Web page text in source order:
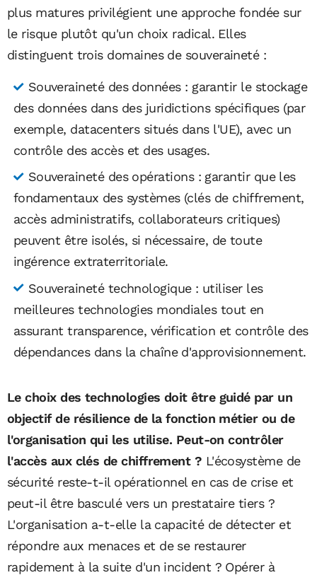
plus matures privilégient une approche fondée sur
le risque plutôt qu'un choix radical. Elles
distinguent trois domaines de souveraineté :
Souveraineté des données : garantir le stockage
des données dans des juridictions spécifiques (par
exemple, datacenters situés dans l'UE), avec un
contrôle des accès et des usages.
Souveraineté des opérations : garantir que les
fondamentaux des systèmes (clés de chiffrement,
accès administratifs, collaborateurs critiques)
peuvent être isolés, si nécessaire, de toute
ingérence extraterritoriale.
Souveraineté technologique : utiliser les
meilleures technologies mondiales tout en
assurant transparence, vérification et contrôle des
dépendances dans la chaîne d'approvisionnement.
Le choix des technologies doit être guidé par un
objectif de résilience de la fonction métier ou de
l'organisation qui les utilise. Peut-on contrôler
l'accès aux clés de chiffrement ? L'écosystème de
sécurité reste-t-il opérationnel en cas de crise et
peut-il être basculé vers un prestataire tiers ?
L'organisation a-t-elle la capacité de détecter et
répondre aux menaces et de se restaurer
rapidement à la suite d'un incident ? Opérer à